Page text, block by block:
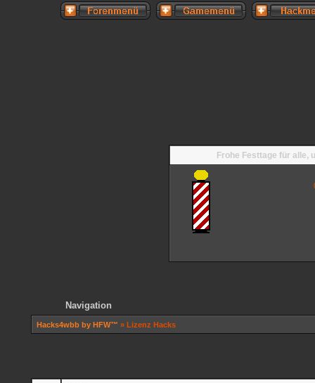
Frohe Festtage für alle,
Navigation
Hacks4wbb by HFW™ » Lizenz Hacks